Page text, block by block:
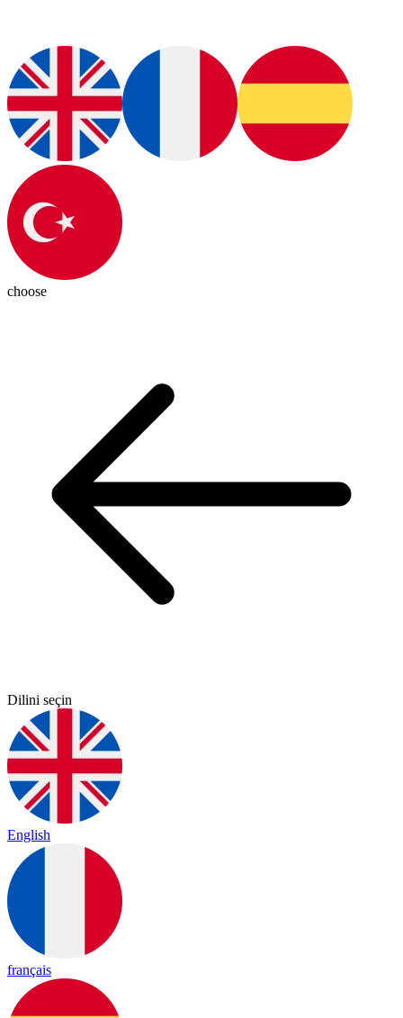
choose
Dilini seçin
English
français